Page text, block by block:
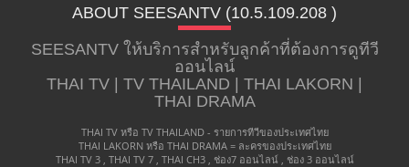
ABOUT SEESANTV (10.5.109.208 ​)
SEESANTV ให้บริการสำหรับลูกค้าที่ต้องการดูทีวี
ออนไลน์
THAI TV | TV THAILAND | THAI LAKORN |
THAI DRAMA
THAI TV หรือ TV THAILAND - รายการทีวีของประเทศไทย
THAI LAKORN หรือ THAI DRAMA = ละครของประเทศไทย
THAI TV 3 , THAI TV 7 , THAI CH3 , ช่อง7 ออนไลน์ , ช่อง 3 ออนไลน์